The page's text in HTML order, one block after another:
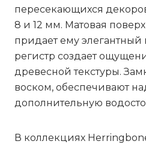
пересекающихся
8 и 12 мм. Матовая
придает ему элегантный
регистр создает
древесной текстуры.
воском, обеспечивают
дополнительную
В коллекциях